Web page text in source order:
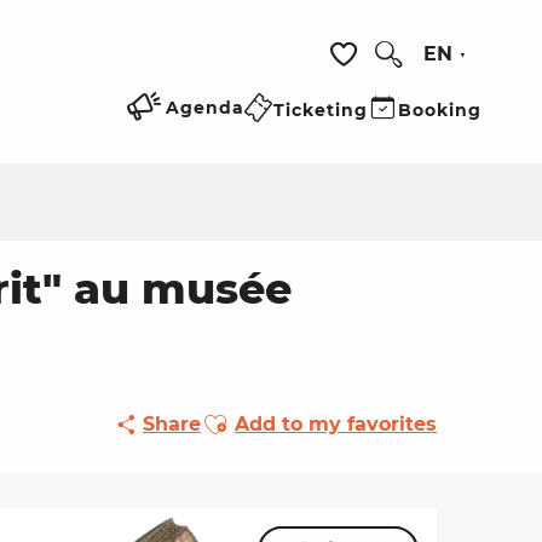
Voir les favoris
EN
Agenda Ticketing Booking
au musée
ShareAjouter aux favoris
Add to my favorites